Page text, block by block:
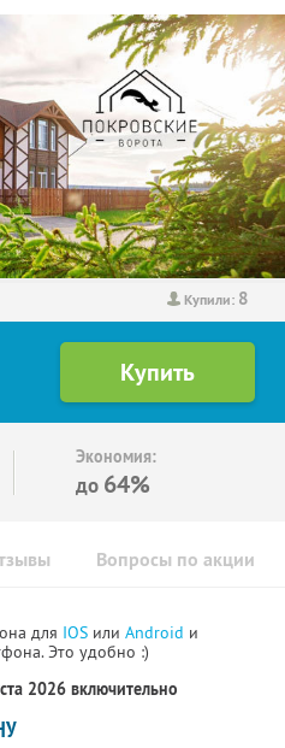
Купили: 8
Экономия:
до 64%
Вопросы по акции
для IOS или Android и
Это удобно :)
2026 включительно